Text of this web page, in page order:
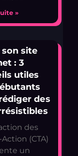
»
son site
: 3
utiles
des
des
Action (CTA)
un